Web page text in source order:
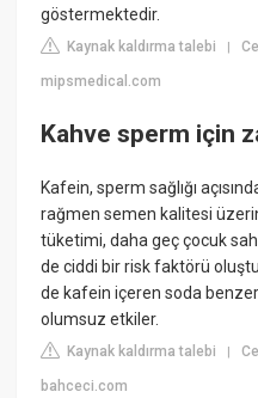
göstermektedir.
Kaynak kaldırma talebi |
mipsmedical.com
Kahve sperm için
Kafein, sperm sağlığı
rağmen semen kalitesi
tüketimi, daha geç çocuk
de ciddi bir risk faktörü
de kafein içeren soda
olumsuz etkiler.
Kaynak kaldırma talebi |
bahceci.com